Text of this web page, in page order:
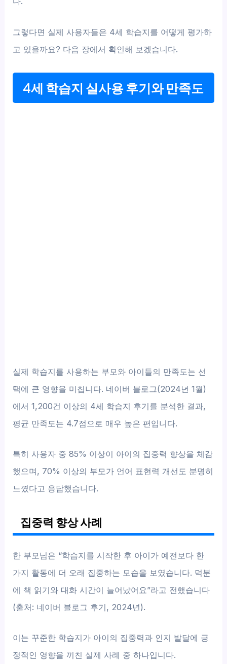
그렇다면 실제 사용자들은 4세 학습지를 어떻게 평가하
고 있을까요? 다음 장에서 확인해 보겠습니다.
4세 학습지 실사용 후기와 만족도
실제 학습지를 사용하는 부모와 아이들의 만족도는 선
택에 큰 영향을 미칩니다. 네이버 블로그(2024년 1월)
에서 1,200건 이상의 4세 학습지 후기를 분석한 결과,
평균 만족도는 4.7점으로 매우 높은 편입니다.
특히 사용자 중 85% 이상이 아이의 집중력 향상을 체감
했으며, 70% 이상의 부모가 언어 표현력 개선도 분명히
느꼈다고 응답했습니다.
집중력 향상 사례
한 부모님은 “학습지를 시작한 후 아이가 예전보다 한
가지 활동에 더 오래 집중하는 모습을 보였습니다. 덕분
에 책 읽기와 대화 시간이 늘어났어요”라고 전했습니다
(출처: 네이버 블로그 후기, 2024년).
이는 꾸준한 학습지가 아이의 집중력과 인지 발달에 긍
정적인 영향을 끼친 실제 사례 중 하나입니다.